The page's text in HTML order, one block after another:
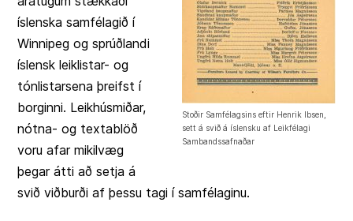
Stoðir Samfélagsins eftir Henrik Ibsen,
sett á svið á íslensku af Leikfélagi
Sambandssafnaðar
íslenska samfélagið í
Winnipeg og sprúðlandi
íslensk leiklistar- og
tónlistarsena þreifst í
borginni. Leikhúsmiðar,
nótna- og textablöð
voru afar mikilvæg
þegar átti að setja á
svið viðburði af þessu tagi í samfélaginu.